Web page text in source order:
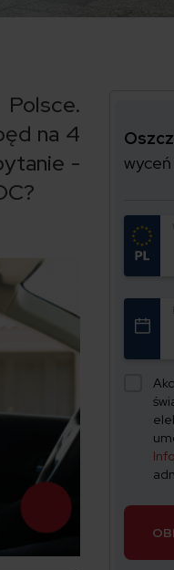
na 4
-
wyceń